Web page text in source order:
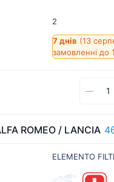
2
7 днів (13
замовленні до
ROMEO / LANCIA
ELEMENTO